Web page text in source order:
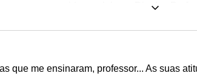
por sua vida e celebre o Dia dos
que me ensinaram, professor... As suas